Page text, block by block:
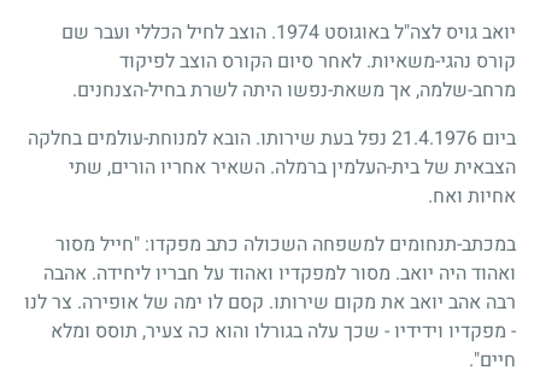
יואב גויס לצה"ל באוגוסט 1974. הוצב לחיל הכללי ועבר שם
קורס נהגי-משאיות. לאחר סיום הקורס הוצב לפיקוד
מרחב-שלמה, אך משאת-נפשו היתה לשרת בחיל-הצנחנים.
ביום 21.4.1976 נפל בעת שירותו. הובא למנוחת-עולמים בחלקה
הצבאית של בית-העלמין ברמלה. השאיר אחריו הורים, שתי
אחיות ואח.
במכתב-תנחומים למשפחה השכולה כתב מפקדו: "חייל מסור
ואהוד היה יואב. מסור למפקדיו ואהוד על חבריו ליחידה. אהבה
רבה אהב יואב את מקום שירותו. קסם לו ימה של אופירה. צר לנו
- מפקדיו וידידיו - שכך עלה בגורלו והוא כה צעיר, תוסס ומלא
חיים".